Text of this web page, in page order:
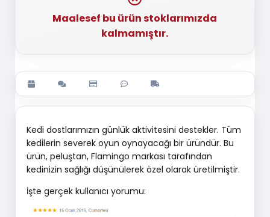
Maalesef bu ürün stoklarımızda
kalmamıştır.
Kedi dostlarımızın günlük aktivitesini destekler. Tüm
kedilerin severek oyun oynayacağı bir üründür. Bu
ürün, peluştan, Flamingo markası tarafından
kedinizin sağlığı düşünülerek özel olarak üretilmiştir.
İşte gerçek kullanıcı yorumu: